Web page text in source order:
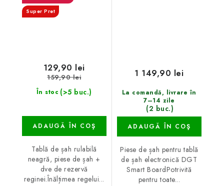
Super Pret
În stoc (>5 buc.)
129,90 lei
159,90 lei
ADAUGĂ ÎN COŞ
Tablă de șah rulabilă
neagră, piese de șah +
dve de rezervă
reginei.Înălțimea regelui...
La comandă, livrare în
7–14 zile
(2 buc.)
1 149,90 lei
ADAUGĂ ÎN COŞ
Piese de șah pentru tablă
de șah electronică DGT
Smart BoardPotrivită
pentru toate...